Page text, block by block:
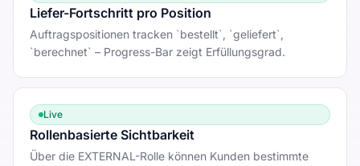
Liefer-Fortschritt pro Position
Auftragspositionen tracken `bestellt`, `geliefert`,
`berechnet` – Progress-Bar zeigt Erfüllungsgrad.
Live
Rollenbasierte Sichtbarkeit
Über die EXTERNAL-Rolle können Kunden bestimmte